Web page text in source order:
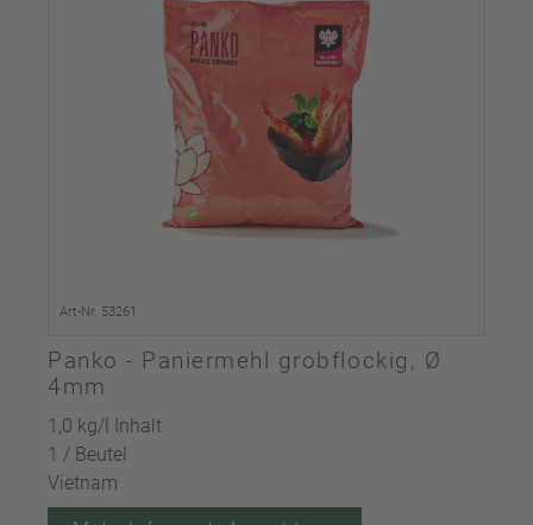
Art-Nr. 53261
Panko - Paniermehl grobflockig, Ø
4mm
1,0 kg/l Inhalt
1 / Beutel
Vietnam